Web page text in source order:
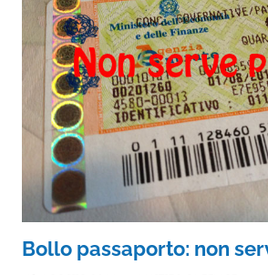
Bollo passaporto: non